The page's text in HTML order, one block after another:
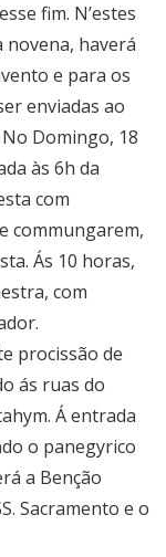
fim. N’estes
novena, haverá
e para os
enviadas ao
Domingo, 18
às 6h da
com
commungarem,
Ás 10 horas,
com
procissão de
ás ruas do
Á entrada
o panegyrico
a Benção
Sacramento e o